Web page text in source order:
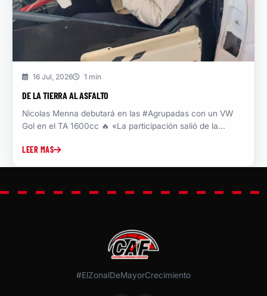
16 Jul, 2026 1 min
DE LA TIERRA AL ASFALTO
Nicolas Menna debutará en las #Agrupadas con un VW
Gol en el TA 1600cc 🔥 «La participación salió de la...
LEER MAS
#ElZonalDeMayorCrecimiento